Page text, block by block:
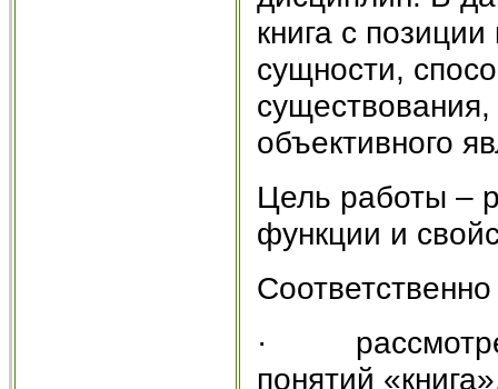
книга с
сущности,
существования,
объективного
Цель работы –
функции и
·
понятий